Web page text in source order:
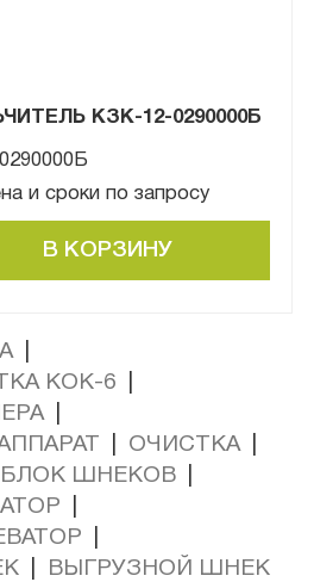
КЗК-12-0290000Б
и сроки по запросу
КОК-6
ОЧИСТКА
БЛОК ШНЕКОВ
ВЫГРУЗНОЙ ШНЕК